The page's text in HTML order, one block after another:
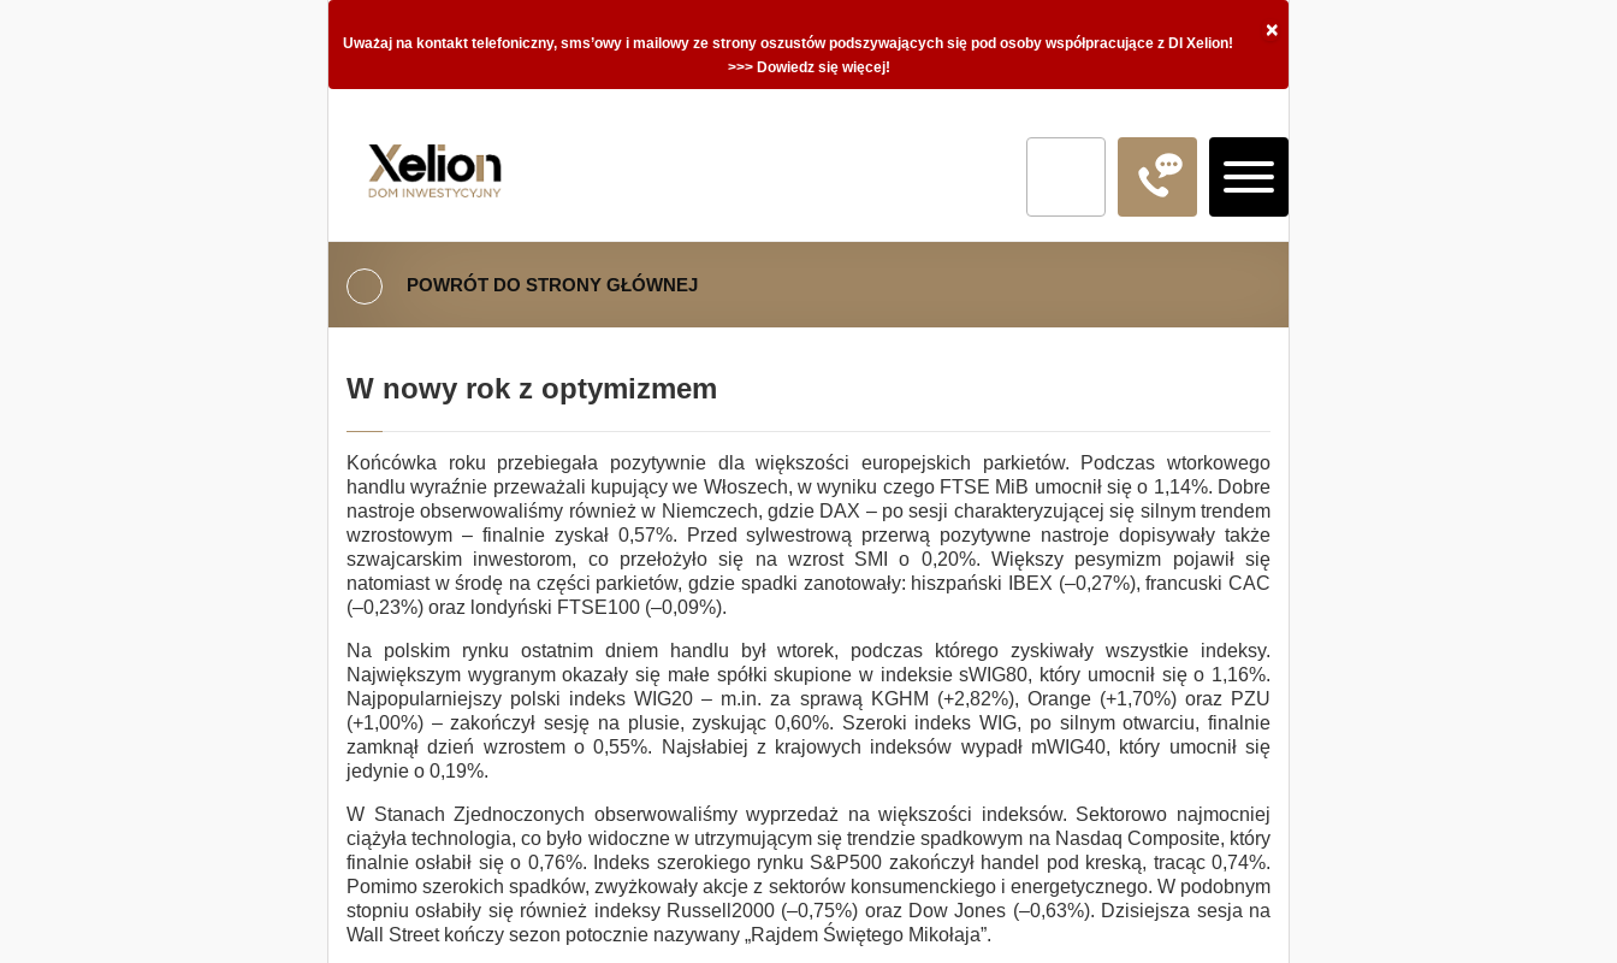
×
Uważaj na kontakt telefoniczny, sms’owy i mailowy ze strony oszustów podszywających się pod osoby współpracujące z DI Xelion!
>>> Dowiedz się więcej!
POWRÓT DO STRONY GŁÓWNEJ
W nowy rok z optymizmem
Końcówka roku przebiegała pozytywnie dla większości europejskich parkietów. Podczas wtorkowego
handlu wyraźnie przeważali kupujący we Włoszech, w wyniku czego FTSE MiB umocnił się o 1,14%. Dobre
nastroje obserwowaliśmy również w Niemczech, gdzie DAX – po sesji charakteryzującej się silnym trendem
wzrostowym – finalnie zyskał 0,57%. Przed sylwestrową przerwą pozytywne nastroje dopisywały także
szwajcarskim inwestorom, co przełożyło się na wzrost SMI o 0,20%. Większy pesymizm pojawił się
natomiast w środę na części parkietów, gdzie spadki zanotowały: hiszpański IBEX (–0,27%), francuski CAC
(–0,23%) oraz londyński FTSE100 (–0,09%).
Na polskim rynku ostatnim dniem handlu był wtorek, podczas którego zyskiwały wszystkie indeksy.
Największym wygranym okazały się małe spółki skupione w indeksie sWIG80, który umocnił się o 1,16%.
Najpopularniejszy polski indeks WIG20 – m.in. za sprawą KGHM (+2,82%), Orange (+1,70%) oraz PZU
(+1,00%) – zakończył sesję na plusie, zyskując 0,60%. Szeroki indeks WIG, po silnym otwarciu, finalnie
zamknął dzień wzrostem o 0,55%. Najsłabiej z krajowych indeksów wypadł mWIG40, który umocnił się
jedynie o 0,19%.
W Stanach Zjednoczonych obserwowaliśmy wyprzedaż na większości indeksów. Sektorowo najmocniej
ciążyła technologia, co było widoczne w utrzymującym się trendzie spadkowym na Nasdaq Composite, który
finalnie osłabił się o 0,76%. Indeks szerokiego rynku S&P500 zakończył handel pod kreską, tracąc 0,74%.
Pomimo szerokich spadków, zwyżkowały akcje z sektorów konsumenckiego i energetycznego. W podobnym
stopniu osłabiły się również indeksy Russell2000 (–0,75%) oraz Dow Jones (–0,63%). Dzisiejsza sesja na
Wall Street kończy sezon potocznie nazywany „Rajdem Świętego Mikołaja”.